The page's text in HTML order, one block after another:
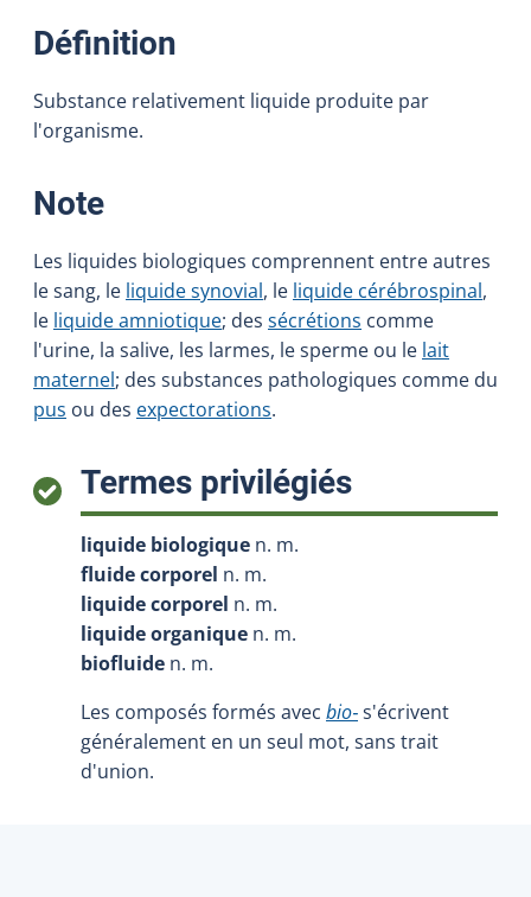
Définition
Substance relativement liquide produite par
l'organisme.
Note:
Les liquides biologiques comprennent entre autres
le sang, le liquide synovial, le liquide cérébrospinal,
le liquide amniotique; des sécrétions comme
l'urine, la salive, les larmes, le sperme ou le lait
maternel; des substances pathologiques comme du
pus ou des expectorations.
Termes privilégiés:
liquide biologique n. m.
fluide corporel n. m.
liquide corporel n. m.
liquide organique n. m.
biofluide n. m.
Les composés formés avec bio‑s'écrivent
généralement en un seul mot, sans trait
d'union.